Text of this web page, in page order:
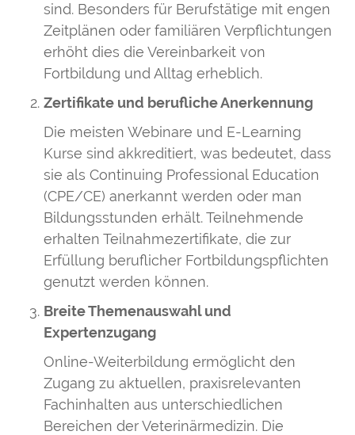
sind. Besonders für Berufstätige mit engen
Zeitplänen oder familiären Verpflichtungen
erhöht dies die Vereinbarkeit von
Fortbildung und Alltag erheblich.
Zertifikate und berufliche Anerkennung
Die meisten Webinare und E-Learning
Kurse sind akkreditiert, was bedeutet, dass
sie als Continuing Professional Education
(CPE/CE) anerkannt werden oder man
Bildungsstunden erhält. Teilnehmende
erhalten Teilnahmezertifikate, die zur
Erfüllung beruflicher Fortbildungspflichten
genutzt werden können.
Breite Themenauswahl und
Expertenzugang
Online-Weiterbildung ermöglicht den
Zugang zu aktuellen, praxisrelevanten
Fachinhalten aus unterschiedlichen
Bereichen der Veterinärmedizin. Die